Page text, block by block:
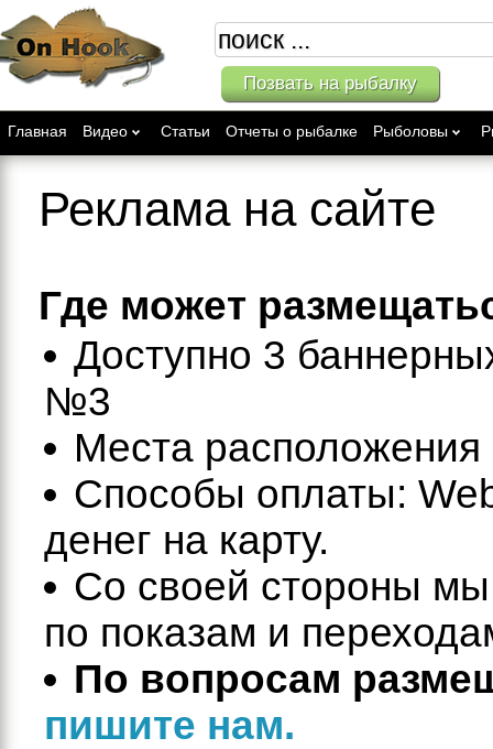
Позвать на рыбалку
Главная Видео Статьи Отчеты о рыбалке Рыболовы
Реклама на сайте
Где может
Доступно 3
№3
Места расположения
Способы оплаты:
денег на карту.
Со своей стороны мы
по показам и
По вопросам
пишите нам.